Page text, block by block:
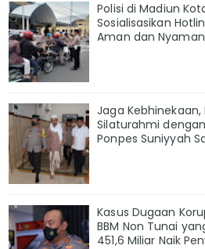
Polisi di Madiun
Sosialisasikan
Aman dan Nyaman
Jaga
Silaturahmi
Ponpes Suniyyah
Kasus Dugaan
BBM Non Tunai
451,6 Miliar Naik